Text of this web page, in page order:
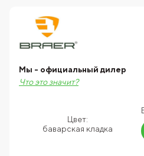
Цвет:
баварская кладка
Мы - официальный дилер
Что это значит?